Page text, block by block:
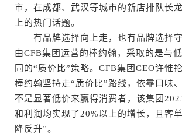
市，在成都、武汉等城市的新店排队长
上的热门话题。
有品牌选择向上走，也有品牌选择守
由CFB集团运营的棒约翰，采取的是与
同的“质价比”策略。CFB集团CEO许惟
棒约翰坚持走“质价比”路线，依靠口味
不是显著低价来赢得消费者，该集团
和利润均实现了20%以上的增长，且客
降反升”。